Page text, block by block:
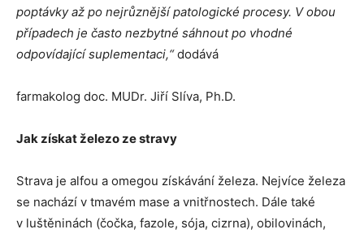
poptávky až po nejrůznější patologické procesy. V obou
případech je často nezbytné sáhnout po vhodné
odpovídající suplementaci,“dodává
farmakolog doc. MUDr. Jiří Slíva, Ph.D.
Jak získat železo ze stravy
Strava je alfou a omegou získávání železa. Nejvíce železa
se nachází v tmavém mase a vnitřnostech. Dále také
v luštěninách (čočka, fazole, sója, cizrna), obilovinách,